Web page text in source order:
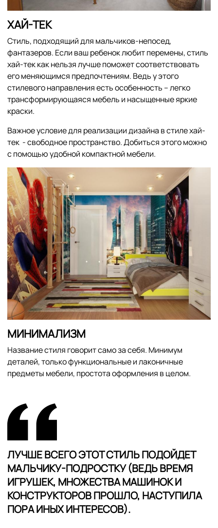
ХАЙ-ТЕК
Стиль, подходящий для мальчиков-непосед,
фантазеров. Если ваш ребенок любит перемены, стиль
хай-тек как нельзя лучше поможет соответствовать
его меняющимся предпочтениям. Ведь у этого
стилевого направления есть особенность – легко
трансформирующаяся мебель и насыщенные яркие
краски.
Важное условие для реализации дизайна в стиле хай-
тек - свободное пространство. Добиться этого можно
с помощью удобной компактной мебели.
МИНИМАЛИЗМ
Название стиля говорит само за себя. Минимум
деталей, только функциональные и лаконичные
предметы мебели, простота оформления в целом.
ЛУЧШЕ ВСЕГО ЭТОТ СТИЛЬ ПОДОЙДЕТ
МАЛЬЧИКУ-ПОДРОСТКУ (ВЕДЬ ВРЕМЯ
ИГРУШЕК, МНОЖЕСТВА МАШИНОК И
КОНСТРУКТОРОВ ПРОШЛО, НАСТУПИЛА
ПОРА ИНЫХ ИНТЕРЕСОВ).